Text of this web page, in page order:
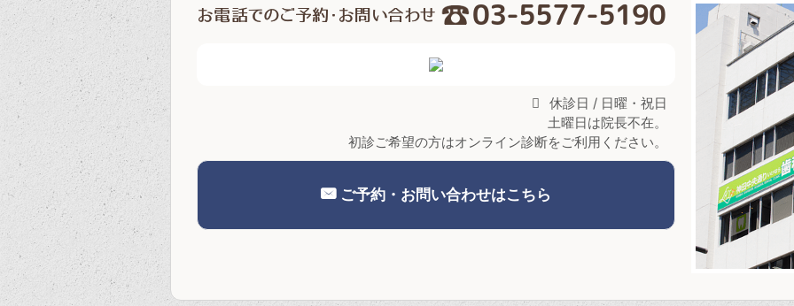
休診日 / 日曜・祝日
土曜日は院長不在。
初診ご希望の方はオンライン診断をご利用ください。
ご予約・お問い合わせはこちら